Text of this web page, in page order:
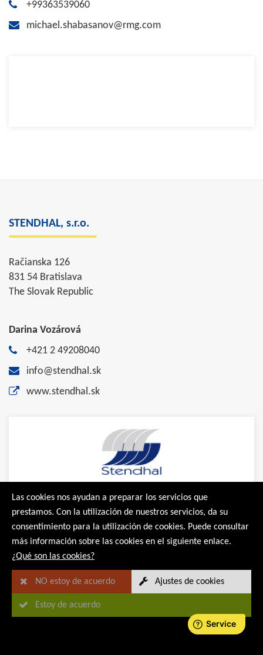
+99363539060
michael.shabasanov@rmg.com
STENDHAL, s.r.o.
Račianska 126
831 54 Bratislava
The Slovak Republic
Darina Vozárová
+421 2 49208040
info@stendhal.sk
www.stendhal.sk
SWISS SAFE TRADE LLC
Las cookies nos ayudan a preparar los servicios que
prestamos. Con la utilización de nuestros servicios, da su
consentimiento para la utilización de cookies. Puede consultar
más información sobre las cookies en el siguiente enlace.
¿Qué son las cookies?
NO estoy de acuerdo Ajustes de cookies
Estoy de acuerdo